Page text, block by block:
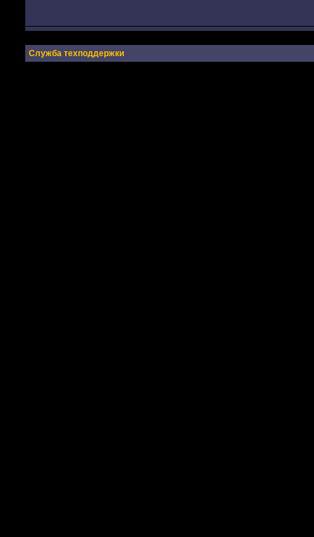
Служба техподдержки